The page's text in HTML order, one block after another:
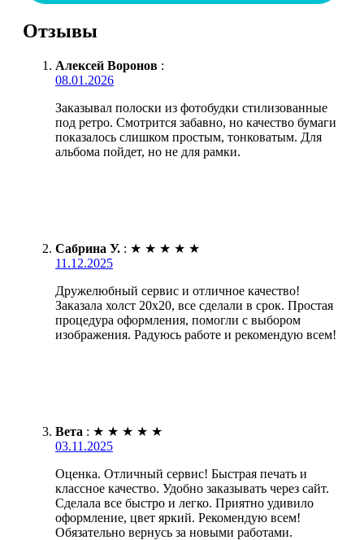
Отзывы
Алексей Воронов :
08.01.2026
Заказывал полоски из фотобудки стилизованные
под ретро. Смотрится забавно, но качество бумаги
показалось слишком простым, тонковатым. Для
альбома пойдет, но не для рамки.
Сабрина У. : ★ ★ ★ ★ ★
11.12.2025
Дружелюбный сервис и отличное качество!
Заказала холст 20х20, все сделали в срок. Простая
процедура оформления, помогли с выбором
изображения. Радуюсь работе и рекомендую всем!
Вета : ★ ★ ★ ★ ★
03.11.2025
Оценка. Отличный сервис! Быстрая печать и
классное качество. Удобно заказывать через сайт.
Сделала все быстро и легко. Приятно удивило
оформление, цвет яркий. Рекомендую всем!
Обязательно вернусь за новыми работами.